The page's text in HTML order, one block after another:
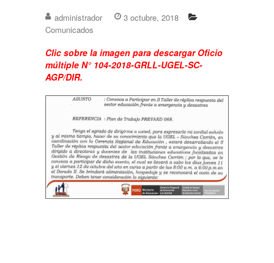
administrador
3 octubre, 2018
Comunicados
Clic sobre la imagen para descargar Oficio
múltiple N° 104-2018-GRLL-UGEL-SC-
AGP/DIR.